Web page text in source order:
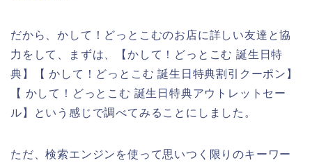
だから、かして！どっとこむのお店に詳しい友達と協
力をして、まずは、【かして！どっとこむ 誕生日特
典】【 かして！どっとこむ 誕生日特典割引クーポン】
【 かして！どっとこむ 誕生日特典アウトレットセー
ル】という感じで調べてみることにしました。
ただ、検索エンジンを使って思いつく限りのキーワー